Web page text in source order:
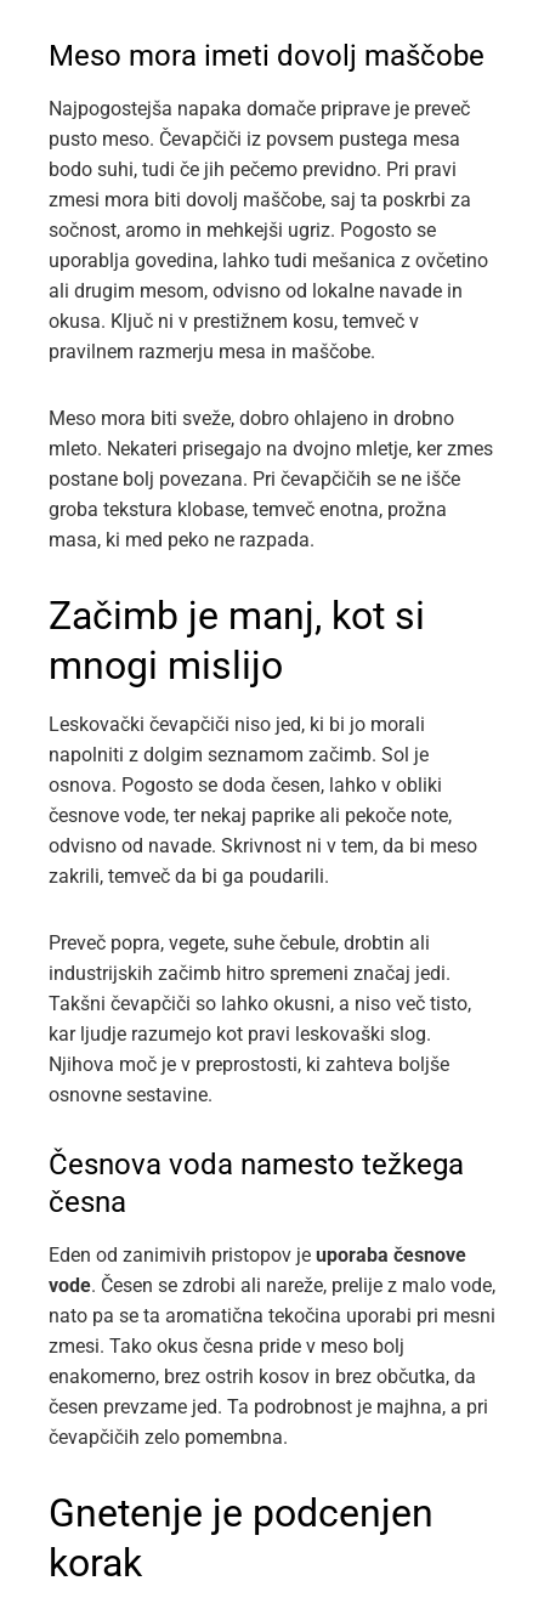
Meso mora imeti dovolj maščobe
Najpogostejša napaka domače priprave je preveč
pusto meso. Čevapčiči iz povsem pustega mesa
bodo suhi, tudi če jih pečemo previdno. Pri pravi
zmesi mora biti dovolj maščobe, saj ta poskrbi za
sočnost, aromo in mehkejši ugriz. Pogosto se
uporablja govedina, lahko tudi mešanica z ovčetino
ali drugim mesom, odvisno od lokalne navade in
okusa. Ključ ni v prestižnem kosu, temveč v
pravilnem razmerju mesa in maščobe.
Meso mora biti sveže, dobro ohlajeno in drobno
mleto. Nekateri prisegajo na dvojno mletje, ker zmes
postane bolj povezana. Pri čevapčičih se ne išče
groba tekstura klobase, temveč enotna, prožna
masa, ki med peko ne razpada.
Začimb je manj, kot si
mnogi mislijo
Leskovački čevapčiči niso jed, ki bi jo morali
napolniti z dolgim seznamom začimb. Sol je
osnova. Pogosto se doda česen, lahko v obliki
česnove vode, ter nekaj paprike ali pekoče note,
odvisno od navade. Skrivnost ni v tem, da bi meso
zakrili, temveč da bi ga poudarili.
Preveč popra, vegete, suhe čebule, drobtin ali
industrijskih začimb hitro spremeni značaj jedi.
Takšni čevapčiči so lahko okusni, a niso več tisto,
kar ljudje razumejo kot pravi leskovaški slog.
Njihova moč je v preprostosti, ki zahteva boljše
osnovne sestavine.
Česnova voda namesto težkega
česna
Eden od zanimivih pristopov je uporaba česnove
vode. Česen se zdrobi ali nareže, prelije z malo vode,
nato pa se ta aromatična tekočina uporabi pri mesni
zmesi. Tako okus česna pride v meso bolj
enakomerno, brez ostrih kosov in brez občutka, da
česen prevzame jed. Ta podrobnost je majhna, a pri
čevapčičih zelo pomembna.
Gnetenje je podcenjen
korak